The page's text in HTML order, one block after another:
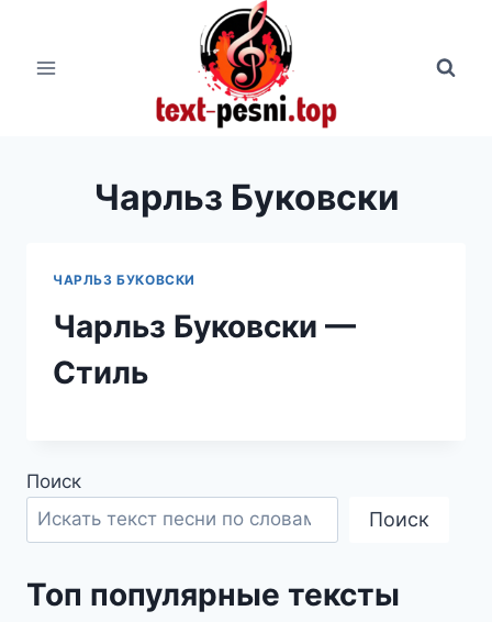
содержимому
Чарльз Буковски
ЧАРЛЬЗ БУКОВСКИ
Чарльз Буковски —
Стиль
Поиск
Поиск
Топ популярные тексты